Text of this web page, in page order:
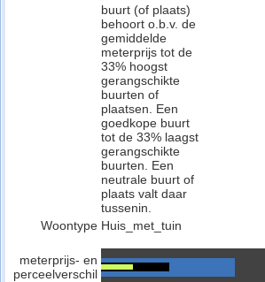
buurt (of plaats)
behoort o.b.v. de
gemiddelde
meterprijs tot de
33% hoogst
gerangschikte
buurten of
plaatsen. Een
goedkope buurt
tot de 33% laagst
gerangschikte
buurten. Een
neutrale buurt of
plaats valt daar
tussenin.
Woontype Huis_met_tuin
meterprijs- en
perceelverschil